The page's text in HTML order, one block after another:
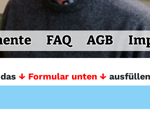
FAQ AGB
↓ Formular unten ↓